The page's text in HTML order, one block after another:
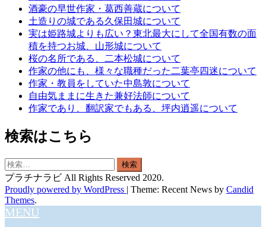
酒豪の早世作家・葛西善蔵について
土造りの城である久保田城について
実は姫路城よりも広い？東北最大にして全国有数の面
積を持つお城、山形城について
桜の名所である、二本松城について
作家の他にも、様々な職種だった二葉亭四迷について
作家・教員をしていた中島敦について
自由気ままに生きた兼好法師について
作家であり、翻訳家でもある、坪内逍遥について
検索はこちら
検
索:
プラチナラビ All Rights Reserved 2020.
Proudly powered by WordPress | Theme: Recent News by Candid
Themes.
MENU